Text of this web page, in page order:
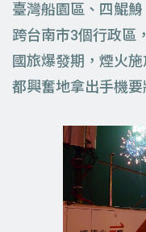
臺灣船園區、四鯤
跨台南市3個行政區
國旅爆發期，煙火
都興奮地拿出手機